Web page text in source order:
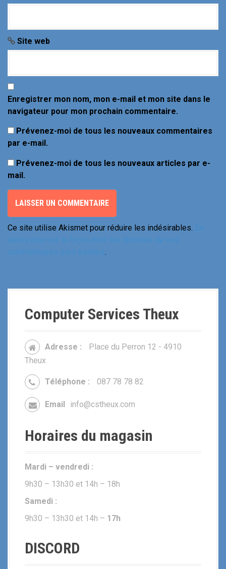
c
e
Site web
Enregistrer mon nom, mon e-mail et mon site dans le
navigateur pour mon prochain commentaire.
Prévenez-moi de tous les nouveaux commentaires
par e-mail.
Prévenez-moi de tous les nouveaux articles par e-
mail.
Ce site utilise Akismet pour réduire les indésirables.
.
Computer Services Theux
Adresse :
Place du Perron 12 - 4910
Theux
Téléphone : 087 78 78 82
Email info@cstheux.com
Horaires du magasin
Mardi – vendredi :
9h30 – 13h30 et 14h – 18h
Samedi :
9h30 – 13h30 et 14h – 17h
DISCORD